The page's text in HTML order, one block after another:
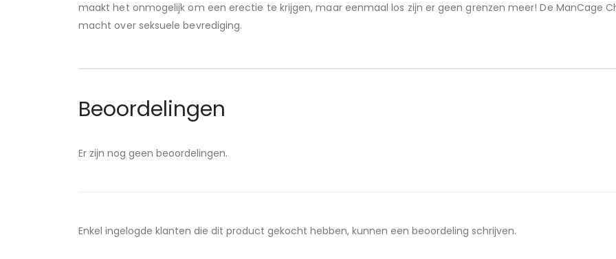
maakt het onmogelijk om een erectie te krijgen, maar eenmaal los zijn er geen grenzen meer! De ManCage
macht over seksuele bevrediging.
Beoordelingen
Er zijn nog geen beoordelingen.
Enkel ingelogde klanten die dit product gekocht hebben, kunnen een beoordeling schrijven.